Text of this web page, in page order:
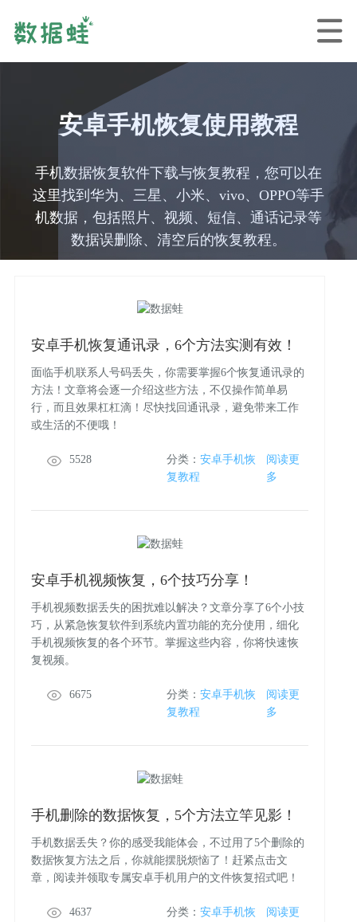
安卓手机恢复使用教程
手机数据恢复软件下载与恢复教程，您可以在
这里找到华为、三星、小米、vivo、OPPO等手
机数据，包括照片、视频、短信、通话记录等
数据误删除、清空后的恢复教程。
安卓手机恢复通讯录，6个方法实测有效！
面临手机联系人号码丢失，你需要掌握6个恢复通讯录的
方法！文章将会逐一介绍这些方法，不仅操作简单易
行，而且效果杠杠滴！尽快找回通讯录，避免带来工作
或生活的不便哦！
5528 分类： 安卓手机恢
复教程
阅读更
多
安卓手机视频恢复，6个技巧分享！
手机视频数据丢失的困扰难以解决？文章分享了6个小技
巧，从紧急恢复软件到系统内置功能的充分使用，细化
手机视频恢复的各个环节。掌握这些内容，你将快速恢
复视频。
6675 分类： 安卓手机恢
复教程
阅读更
多
手机删除的数据恢复，5个方法立竿见影！
手机数据丢失？你的感受我能体会，不过用了5个删除的
数据恢复方法之后，你就能摆脱烦恼了！赶紧点击文
章，阅读并领取专属安卓手机用户的文件恢复招式吧！
4637 分类： 安卓手机恢
阅读更